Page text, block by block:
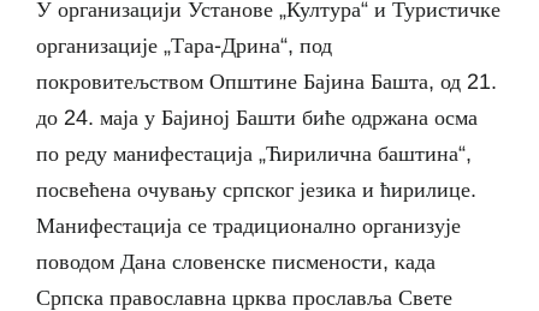
У организацији Установе „Култура“ и Туристичке
организације „Тара-Дрина“, под
покровитељством Општине Бајина Башта, од 21.
до 24. маја у Бајиној Башти биће одржана осма
по реду манифестација „Ћирилична баштина“,
посвећена очувању српског језика и ћирилице.
Манифестација се традиционално организује
поводом Дана словенске писмености, када
Српска православна црква прославља Свете